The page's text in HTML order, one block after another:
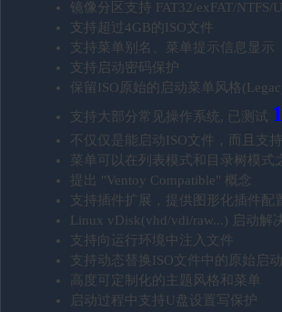
镜像分区支持 FAT32/exFAT/NTFS/
支持超过4GB的ISO文件
支持菜单别名、菜单提示信息显示
支持启动密码保护
保留ISO原始的启动菜单风格
支持大部分常见操作系统, 已测试
不仅仅是能启动ISO文件，而且支
菜单可以在列表模式和目录树模式
提出 "Ventoy Compatible" 概念
支持插件扩展，提供图形化插件配
Linux vDisk(vhd/vdi/raw...) 启动解
支持向运行环境中注入文件
支持动态替换ISO文件中的原始启动
高度可定制化的主题风格和菜单
启动过程中支持U盘设置写保护